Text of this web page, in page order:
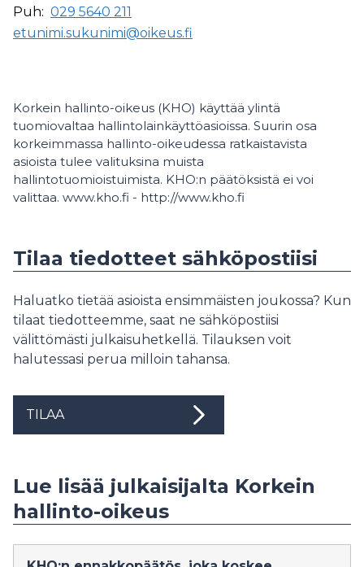
Puh: 029 5640 211
etunimi.sukunimi@oikeus.fi
Korkein hallinto-oikeus (KHO) käyttää ylintä
tuomiovaltaa hallintolainkäyttöasioissa. Suurin osa
korkeimmassa hallinto-oikeudessa ratkaistavista
asioista tulee valituksina muista
hallintotuomioistuimista. KHO:n päätöksistä ei voi
valittaa. www.kho.fi - http://www.kho.fi
Tilaa tiedotteet sähköpostiisi
Haluatko tietää asioista ensimmäisten joukossa? Kun
tilaat tiedotteemme, saat ne sähköpostiisi
välittömästi julkaisuhetkellä. Tilauksen voit
halutessasi perua milloin tahansa.
TILAA
Lue lisää julkaisijalta Korkein
hallinto-oikeus